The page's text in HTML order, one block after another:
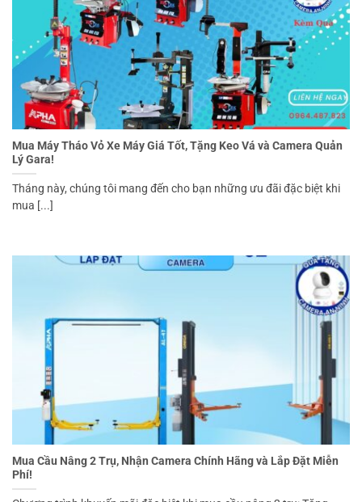
Mua Máy Tháo Vỏ Xe Máy Giá Tốt, Tặng Keo Vá và Camera Quản
Lý Gara!
Tháng này, chúng tôi mang đến cho bạn những ưu đãi đặc biệt khi
mua [...]
Mua Cầu Nâng 2 Trụ, Nhận Camera Chính Hãng và Lắp Đặt Miễn
Phí!